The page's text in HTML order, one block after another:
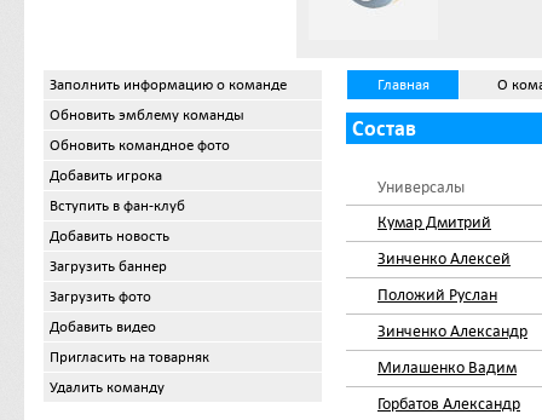
Заполнить информацию о команде
Обновить эмблему команды
Обновить командное фото
Добавить игрока
Вступить в фан-клуб
Добавить новость
Загрузить баннер
Загрузить фото
Добавить видео
Пригласить на товарняк
Удалить команду
Главная О
Состав
Универсалы
Кумар Дмитрий
Зинченко Алексей
Положий Руслан
Зинченко Александр
Милашенко Вадим
Горбатов Александр